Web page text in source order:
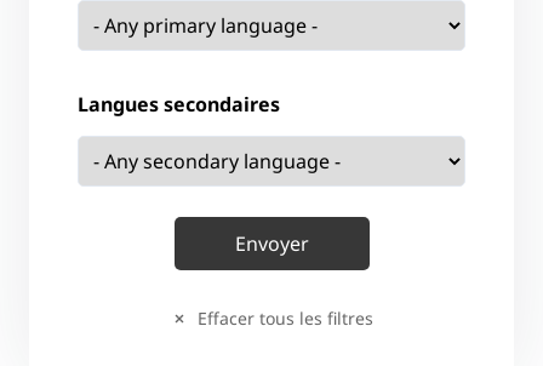
Langues secondaires
Effacer tous les filtres